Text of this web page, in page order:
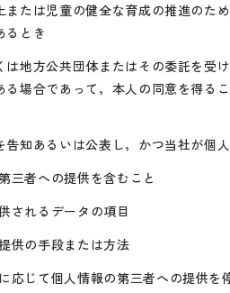
または児童の健全な育成の推進のた
るとき
は地方公共団体またはその委託を受
る場合であって，本人の同意を得る
告知あるいは公表し，かつ当社が個
三者への提供を含むこと
されるデータの項目
供の手段または方法
応じて個人情報の第三者への提供を